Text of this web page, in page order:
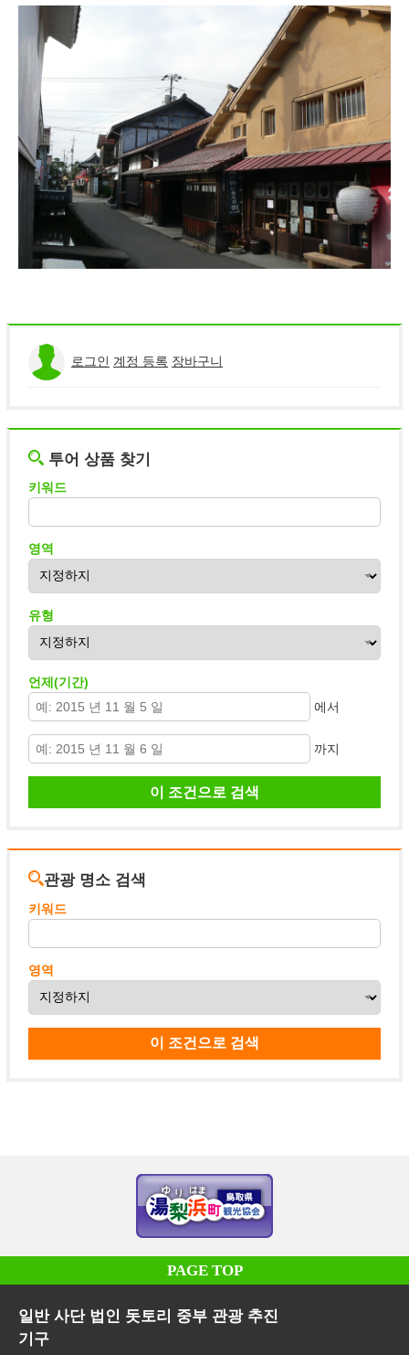
로그인 계정 등록 장바구니
투어 상품 찾기
키워드
영역
유형
언제(기간)
에서
까지
관광 명소 검색
키워드
영역
PAGE TOP
일반 사단 법인 돗토리 중부 관광 추진
기구